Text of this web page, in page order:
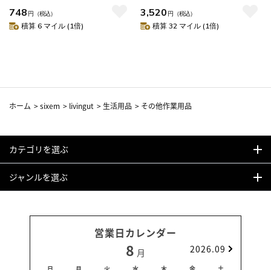
ット メンテナンス ドライバー
作業工具 家庭用工具セット オ
748 円 （税込）
積算 6 マイル (1倍)
備工具セット セット メンテナ
ンス ドライバー 作業工具 家庭
3,520 円 （税込）
積算 32 マイル (1倍)
ホーム >sixem > livingut > 生活用品 > その他作業用品
カテゴリを選ぶ
ジャンルを選ぶ
営業日カレンダー
8 月 2026.09